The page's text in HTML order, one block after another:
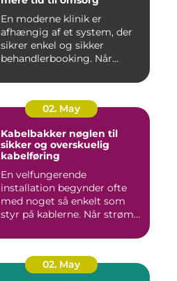
En moderne klinik er
afhængig af et system, der
sikrer enkel og sikker
behandlerbooking. Når
02. May
Kabelbakker nøglen til
sikker og overskuelig
kabelføring
En velfungerende
installation begynder ofte
med noget så enkelt som
styr på kablerne. Når strøm-,
02. May